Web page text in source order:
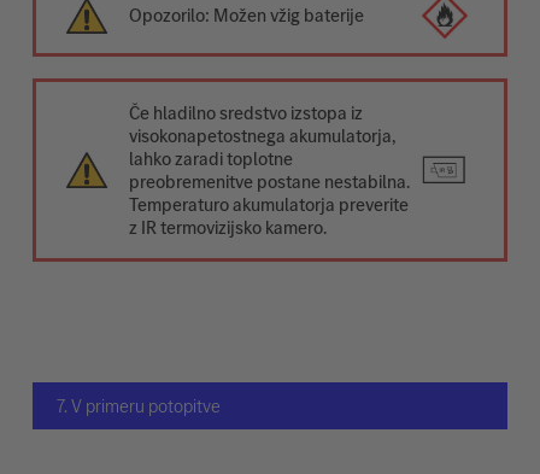
Opozorilo: Možen vžig baterije
Če hladilno sredstvo izstopa iz
visokonapetostnega akumulatorja,
lahko zaradi toplotne
preobremenitve postane nestabilna.
Temperaturo akumulatorja preverite
z IR termovizijsko kamero.
7. V primeru potopitve